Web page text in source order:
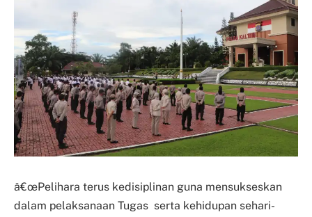
â€œPelihara terus kedisiplinan guna mensukseskan
dalam pelaksanaan Tugas serta kehidupan sehari-